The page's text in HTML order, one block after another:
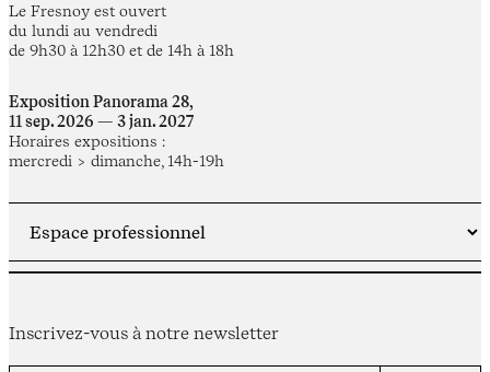
Le Fresnoy est ouvert
du lundi au vendredi
de 9h30 à 12h30 et de 14h à 18h
Exposition Panorama 28,
11 sep. 2026 — 3 jan. 2027
Horaires expositions :
mercredi > dimanche, 14h-19h
Inscrivez-vous à notre newsletter